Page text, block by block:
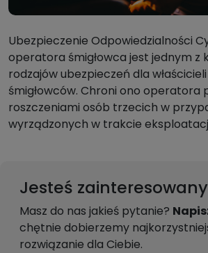
Ubezpieczenie Odpowiedzialności
operatora śmigłowca jest jednym z
rodzajów ubezpieczeń dla
śmigłowców. Chroni ono operatora
roszczeniami osób trzecich w
wyrządzonych w trakcie
Jesteś
Masz do nas jakieś pytanie?
chętnie dobierzemy
rozwiązanie dla Ciebie.